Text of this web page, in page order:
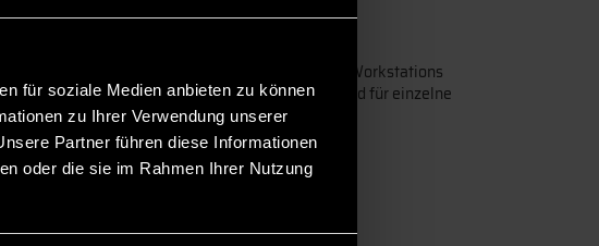
für soziale Medien anbieten zu können
zu Ihrer Verwendung unserer
Partner führen diese Informationen
oder die sie im Rahmen Ihrer Nutzung
24 Studentenarbeitsplätze). Insgesamt sind 18 KI-Workstations
für Praxisveranstaltungen mit kleinen Gruppen und für einzelne